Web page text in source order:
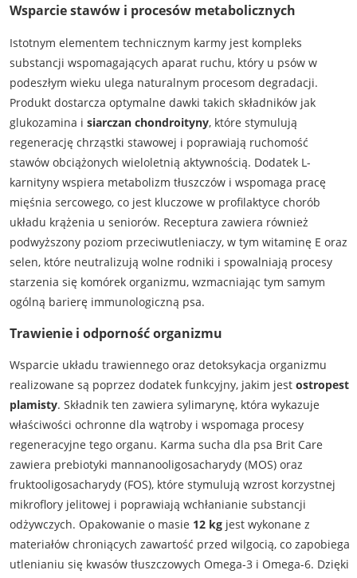
Wsparcie stawów i procesów metabolicznych
Istotnym elementem technicznym karmy jest kompleks
substancji wspomagających aparat ruchu, który u psów w
podeszłym wieku ulega naturalnym procesom degradacji.
Produkt dostarcza optymalne dawki takich składników jak
glukozamina i siarczan chondroityny, które stymulują
regenerację chrząstki stawowej i poprawiają ruchomość
stawów obciążonych wieloletnią aktywnością. Dodatek L-
karnityny wspiera metabolizm tłuszczów i wspomaga pracę
mięśnia sercowego, co jest kluczowe w profilaktyce chorób
układu krążenia u seniorów. Receptura zawiera również
podwyższony poziom przeciwutleniaczy, w tym witaminę E oraz
selen, które neutralizują wolne rodniki i spowalniają procesy
starzenia się komórek organizmu, wzmacniając tym samym
ogólną barierę immunologiczną psa.
Trawienie i odporność organizmu
Wsparcie układu trawiennego oraz detoksykacja organizmu
realizowane są poprzez dodatek funkcyjny, jakim jest ostropest
plamisty. Składnik ten zawiera sylimarynę, która wykazuje
właściwości ochronne dla wątroby i wspomaga procesy
regeneracyjne tego organu. Karma sucha dla psa Brit Care
zawiera prebiotyki mannanooligosacharydy (MOS) oraz
fruktooligosacharydy (FOS), które stymulują wzrost korzystnej
mikroflory jelitowej i poprawiają wchłanianie substancji
odżywczych. Opakowanie o masie 12 kgjest wykonane z
materiałów chroniących zawartość przed wilgocią, co zapobiega
utlenianiu się kwasów tłuszczowych Omega-3 i Omega-6. Dzięki